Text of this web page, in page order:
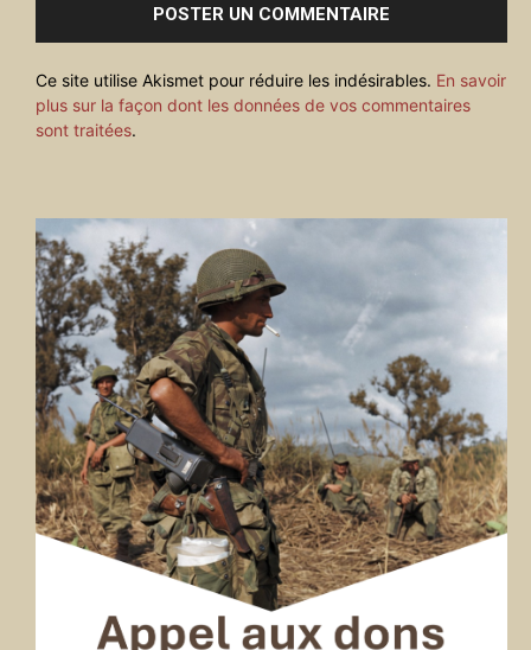
Ce site utilise Akismet pour réduire les indésirables. En savoir
plus sur la façon dont les données de vos commentaires
sont traitées.